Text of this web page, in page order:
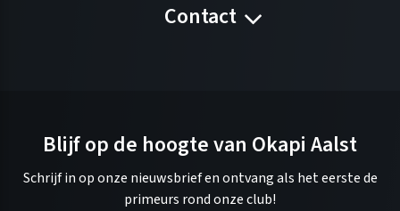
Contact
Blijf op de hoogte van Okapi Aalst
Schrijf in op onze nieuwsbrief en ontvang als het eerste de
primeurs rond onze club!